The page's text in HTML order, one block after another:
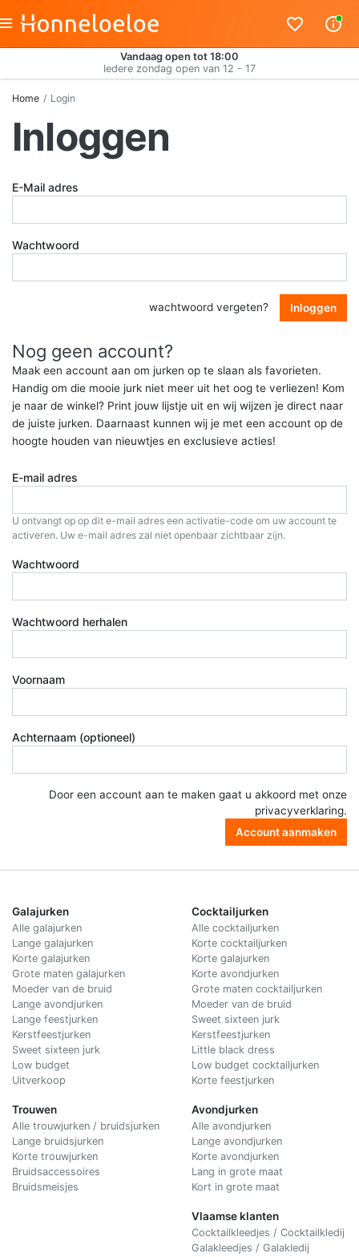
Vandaag open tot 18:00
Iedere zondag open van 12 - 17
Home Login
Inloggen
E-Mail adres
Wachtwoord
wachtwoord vergeten? Inloggen
Nog geen account?
Maak een account aan om jurken op te slaan als favorieten.
Handig om die mooie jurk niet meer uit het oog te verliezen! Kom
je naar de winkel? Print jouw lijstje uit en wij wijzen je direct naar
de juiste jurken. Daarnaast kunnen wij je met een account op de
hoogte houden van nieuwtjes en exclusieve acties!
E-mail adres
U ontvangt op op dit e-mail adres een activatie-code om uw account te
activeren. Uw e-mail adres zal niet openbaar zichtbaar zijn.
Wachtwoord
Wachtwoord herhalen
Voornaam
Achternaam (optioneel)
Door een account aan te maken gaat u akkoord met onze
privacyverklaring.
Account aanmaken
Galajurken
Alle galajurken
Lange galajurken
Korte galajurken
Grote maten galajurken
Moeder van de bruid
Lange avondjurken
Lange feestjurken
Kerstfeestjurken
Sweet sixteen jurk
Low budget
Uitverkoop
Trouwen
Alle trouwjurken / bruidsjurken
Lange bruidsjurken
Korte trouwjurken
Bruidsaccessoires
Bruidsmeisjes
Cocktailjurken
Alle cocktailjurken
Korte cocktailjurken
Korte galajurken
Korte avondjurken
Grote maten cocktailjurken
Moeder van de bruid
Sweet sixteen jurk
Kerstfeestjurken
Little black dress
Low budget cocktailjurken
Korte feestjurken
Avondjurken
Alle avondjurken
Lange avondjurken
Korte avondjurken
Lang in grote maat
Kort in grote maat
Vlaamse klanten
Cocktailkleedjes / Cocktailkledij
Galakleedjes / Galakledij